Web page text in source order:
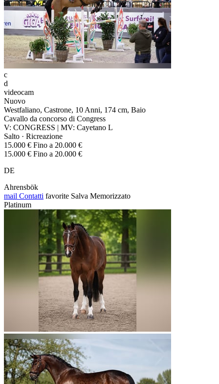
c
d
videocam
Nuovo
Westfaliano, Castrone, 10 Anni, 174 cm, Baio
Cavallo da concorso di Congress
V: CONGRESS | MV: Cayetano L
Salto · Ricreazione
15.000 € Fino a 20.000 €
15.000 € Fino a 20.000 €
DE
Ahrensbök
mail Contatti favorite Salva Memorizzato
Platinum